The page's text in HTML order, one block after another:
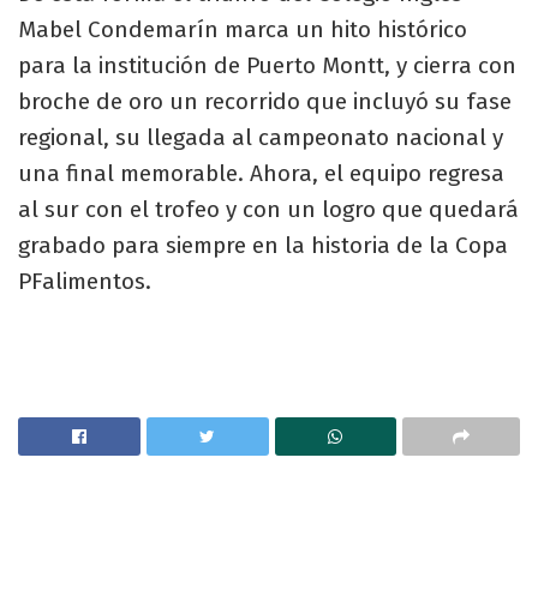
Mabel Condemarín marca un hito histórico
para la institución de Puerto Montt, y cierra con
broche de oro un recorrido que incluyó su fase
regional, su llegada al campeonato nacional y
una final memorable. Ahora, el equipo regresa
al sur con el trofeo y con un logro que quedará
grabado para siempre en la historia de la Copa
PFalimentos.